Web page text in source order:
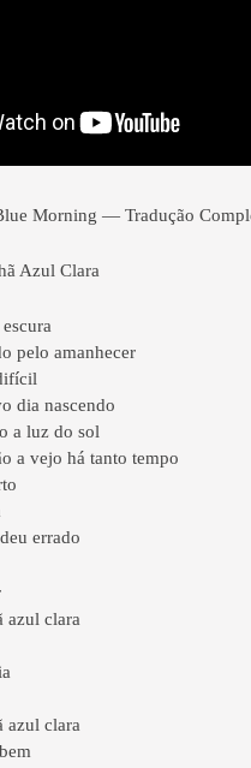
Morning — Tradução
Azul Clara
pelo amanhecer
dia nascendo
a luz do sol
a vejo há tanto tempo
errado
azul clara
azul clara